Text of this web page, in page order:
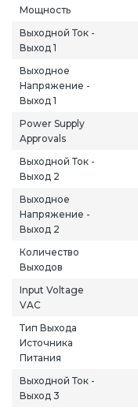
Мощность
Выходной Ток -
Выход 1
Выходное
Напряжение -
Выход 1
Power Supply
Approvals
Выходной Ток -
Выход 2
Выходное
Напряжение -
Выход 2
Количество
Выходов
Input Voltage
VAC
Тип Выхода
Источника
Питания
Выходной Ток -
Выход 3
Магадан
Магнитогорск